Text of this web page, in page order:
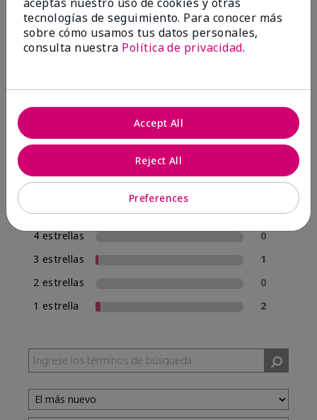
4.8
Escribir Una Opinión
95%
de los encuestados recomendaría a un amigo.
5 estrellas
54
4 estrellas
0
3 estrellas
1
2 estrellas
0
1 estrella
2
tecnologías de seguimiento. Para conocer más
sobre cómo usamos tus datos personales,
consulta nuestra Política de privacidad.
Preferences
Reject All
Accept All